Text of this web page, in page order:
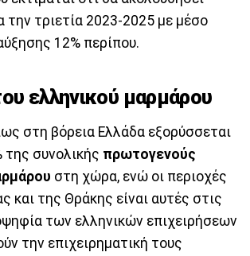
την τριετία 2023-2025 με μέσο
12% περίπου.
ελληνικού μαρμάρου
στη βόρεια Ελλάδα εξορύσσεται
της συνολικής πρωτογενούς
στη χώρα, ενώ οι περιοχές
και της Θράκης είναι αυτές στις
των ελληνικών επιχειρήσεων
την επιχειρηματική τους